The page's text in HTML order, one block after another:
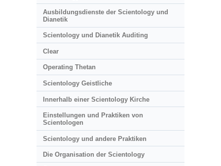
Ausbildungsdienste der Scientology und
Dianetik
Scientology und Dianetik Auditing
Clear
Operating Thetan
Scientology Geistliche
Innerhalb einer Scientology Kirche
Einstellungen und Praktiken von
Scientologen
Scientology und andere Praktiken
Die Organisation der Scientology